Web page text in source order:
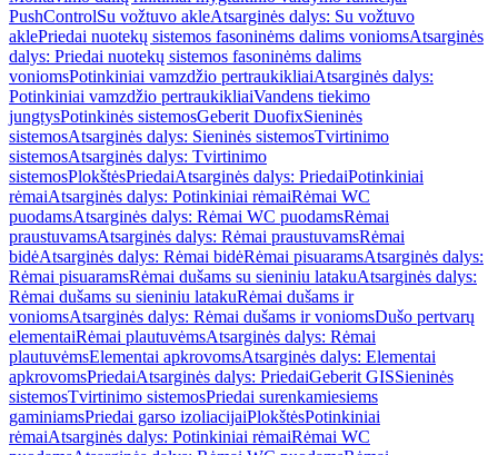
PushControlSu vožtuvo akleAtsarginės dalys: Su vožtuvo
aklePriedai nuotekų sistemos fasoninėms dalims voniomsAtsarginės
dalys: Priedai nuotekų sistemos fasoninėms dalims
voniomsPotinkiniai vamzdžio pertraukikliaiAtsarginės dalys:
Potinkiniai vamzdžio pertraukikliaiVandens tiekimo
jungtysPotinkinės sistemosGeberit DuofixSieninės
sistemosAtsarginės dalys: Sieninės sistemosTvirtinimo
sistemosAtsarginės dalys: Tvirtinimo
sistemosPlokštėsPriedaiAtsarginės dalys: PriedaiPotinkiniai
rėmaiAtsarginės dalys: Potinkiniai rėmaiRėmai WC
puodamsAtsarginės dalys: Rėmai WC puodamsRėmai
praustuvamsAtsarginės dalys: Rėmai praustuvamsRėmai
bidėAtsarginės dalys: Rėmai bidėRėmai pisuaramsAtsarginės dalys:
Rėmai pisuaramsRėmai dušams su sieniniu latakuAtsarginės dalys:
Rėmai dušams su sieniniu latakuRėmai dušams ir
voniomsAtsarginės dalys: Rėmai dušams ir voniomsDušo pertvarų
elementaiRėmai plautuvėmsAtsarginės dalys: Rėmai
plautuvėmsElementai apkrovomsAtsarginės dalys: Elementai
apkrovomsPriedaiAtsarginės dalys: PriedaiGeberit GISSieninės
sistemosTvirtinimo sistemosPriedai surenkamiesiems
gaminiamsPriedai garso izoliacijaiPlokštėsPotinkiniai
rėmaiAtsarginės dalys: Potinkiniai rėmaiRėmai WC